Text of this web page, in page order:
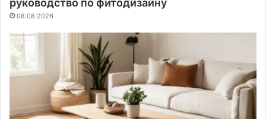
руководство по фитодизайну
08.08.2026